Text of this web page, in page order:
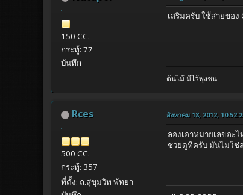
150 CC.
กระทู้: 77
บันทึก
เสริมครับ ใช้สายขอ
ต้นไม้ มีไว้พุ่งชน
Rces
500 CC.
กระทู้: 357
ที่ตั้ง: ถ.สุขุมวิท พัทยา
สิงหาคม 18, 2012,
ลองเอาหมายเลขอะ
ช่วยดูทีครับ มันไม่ใช่